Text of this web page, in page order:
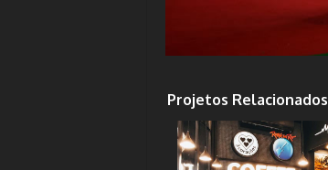
Projetos Relacionados